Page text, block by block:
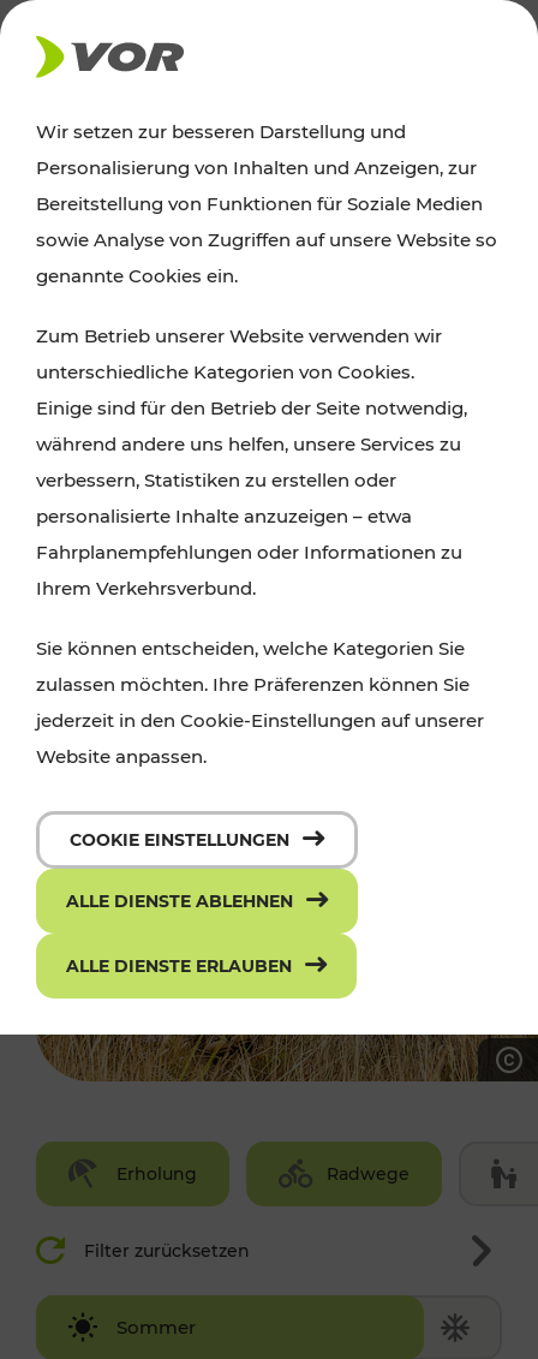
AKTUELLES
Ausflugstipps
Wien, Niederösterreich und das Burgenland
Wanderungen, Kultur und Gastronomie,
Radtouren oder purer Naturgenuss – viele
Attraktionen sind mit den Ticket- und Fahrplan-
Angeboten des VOR gut und schnell erreichbar.
Erholung Radwege
Filter zurücksetzen
Sommer
Winter
Wir setzen zur besseren Darstellung und
Personalisierung von Inhalten und Anzeigen, zur
Bereitstellung von Funktionen für Soziale Medien
sowie Analyse von Zugriffen auf unsere Website so
genannte Cookies ein.
Zum Betrieb unserer Website verwenden wir
unterschiedliche Kategorien von Cookies.
Einige sind für den Betrieb der Seite notwendig,
während andere uns helfen, unsere Services zu
verbessern, Statistiken zu erstellen oder
personalisierte Inhalte anzuzeigen – etwa
Fahrplanempfehlungen oder Informationen zu
Ihrem Verkehrsverbund.
Sie können entscheiden, welche Kategorien Sie
zulassen möchten. Ihre Präferenzen können Sie
jederzeit in den Cookie-Einstellungen auf unserer
Website anpassen.
COOKIE EINSTELLUNGEN
ALLE DIENSTE ABLEHNEN
ALLE DIENSTE ERLAUBEN